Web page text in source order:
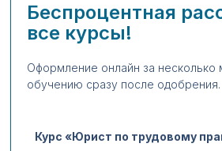
Беспроцентная
все курсы!
Оформление онлайн за несколько
обучению сразу после одобрения.
Курс «Юрист по трудовому